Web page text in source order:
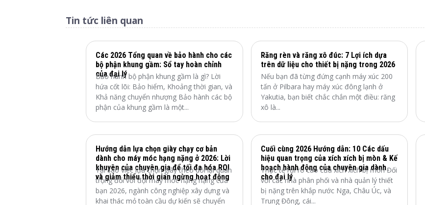
Tin tức liên quan
Các 2026 Tổng quan về bảo hành cho các
bộ phận khung gầm: Sổ tay hoàn chỉnh
của đại lý
Bảo hành bộ phận khung gầm là gì? Lời
hứa cốt lõi: Bảo hiểm, Khoảng thời gian, và
Khả năng chuyển nhượng Bảo hành các bộ
phận của khung gầm là một...
Hướng dẫn lựa chọn giày chạy cơ bản
dành cho máy móc hạng nặng ở 2026: Lời
khuyên của chuyên gia để tối đa hóa ROI
và giảm thiểu thời gian ngừng hoạt động
Tại sao việc lựa chọn giày theo dõi lại quan
trọng đối với đội máy móc hạng nặng của
bạn 2026, ngành công nghiệp xây dựng và
khai thác mỏ toàn cầu dự kiến ​​sẽ chuyển
Răng rèn và răng xô đúc: 7 Lợi ích dựa
trên dữ liệu cho thiết bị nặng trong 2026
Nếu bạn đã từng đứng cạnh máy xúc 200
tấn ở Pilbara hay máy xúc đông lạnh ở
Yakutia, bạn biết chắc chắn một điều: răng
xô là...
Cuối cùng 2026 Hướng dẫn: 10 Các dấu
hiệu quan trọng của xích xích bị mòn & Kế
hoạch hành động của chuyên gia dành
cho đại lý
Thực tế rủi ro cao của xích xích bị mòn Đối
với các nhà phân phối và nhà quản lý thiết
bị nặng trên khắp nước Nga, Châu Úc, và
Trung Đông, cái...